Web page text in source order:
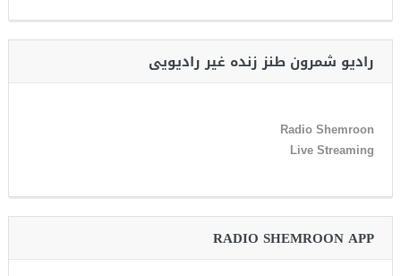
رادیو شمرون طنز زنده غیر رادیویی
Radio Shemroon
Live Streaming
RADIO SHEMROON APP